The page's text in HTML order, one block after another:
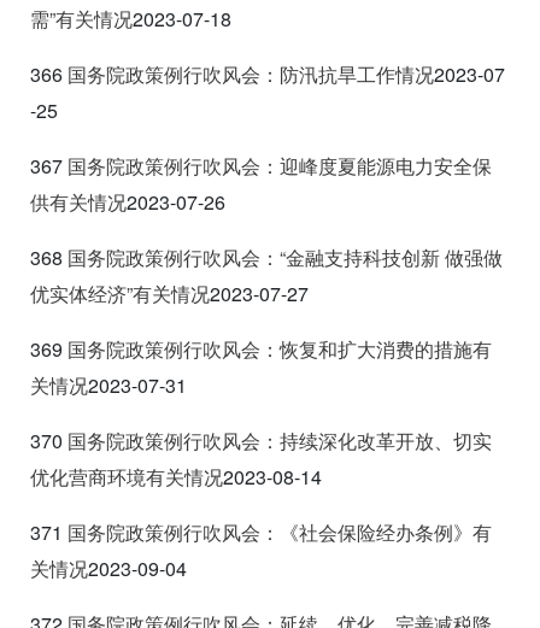
需”有关情况2023-07-18
366 国务院政策例行吹风会：防汛抗旱工作情况2023-07
-25
367 国务院政策例行吹风会：迎峰度夏能源电力安全保
供有关情况2023-07-26
368 国务院政策例行吹风会：“金融支持科技创新做强做
优实体经济”有关情况2023-07-27
369 国务院政策例行吹风会：恢复和扩大消费的措施有
关情况2023-07-31
370 国务院政策例行吹风会：持续深化改革开放、切实
优化营商环境有关情况2023-08-14
371 国务院政策例行吹风会：《社会保险经办条例》有
关情况2023-09-04